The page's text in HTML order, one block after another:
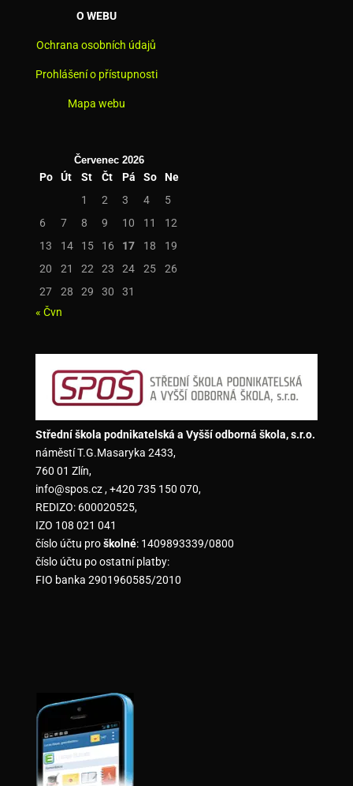
O WEBU
Ochrana osobních údajů
Prohlášení o přístupnosti
Mapa webu
Červenec 2026
Po Út St Čt Pá So
Ne
1
2 3 4
5
6
7 8 9 10 11
12
13
14 15 16 17 18
19
20
21 22 23 24 25
26
27
28 29 30
31
« Čvn
Střední škola podnikatelská a Vyšší odborná škola, s.r.o.
náměstí T.G.Masaryka 2433,
760 01 Zlín,
info@spos.cz , +420 735 150 070,
REDIZO: 600020525,
IZO 108 021 041
číslo účtu proškolné: 1409893339/0800
číslo účtu po ostatní platby:
FIO banka 2901960585/2010